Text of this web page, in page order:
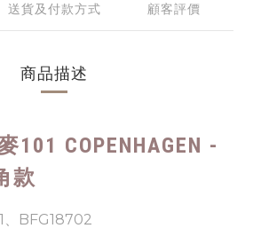
送貨及付款方式 顧客評價
商品描述
101 COPENHAGEN -
款
、BFG18702